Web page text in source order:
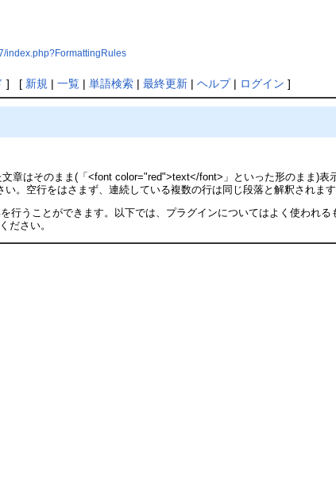
index.php?FormattingRules
] [ 新規 | 一覧| 単語検索| 最終更新| ヘルプ| ログイン ]
章はそのまま(「<font color="red">text</font>」といった形のまま)表
。空行をはさまず、連続している複数の行は同じ段落と解釈されま
行うことができます。以下では、プラグインについてはよく使われ
ださい。